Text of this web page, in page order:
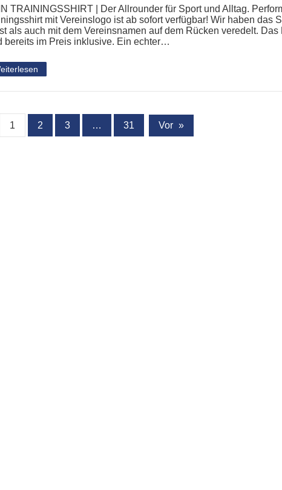
TRAININGSSHIRT | Der Allrounder für Sport und Alltag.
mit Vereinslogo ist ab sofort verfügbar! Wir haben das
als auch mit dem Vereinsnamen auf dem Rücken veredelt.
bereits im Preis inklusive. Ein echter…
1 2 3 … 31 Vor »